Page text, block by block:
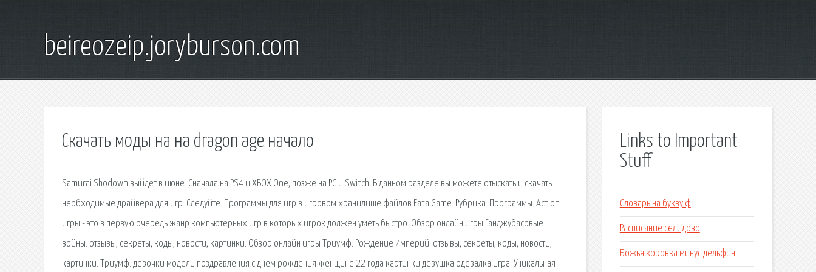
beireozeip.joryburson.com
Скачать моды на на dragon age начало
Samurai Shodown выйдет в июне. Сначала на PS4 и XBOX One, позже на PC и Switch. В данном разделе вы можете отыскать и скачать
необходимые драйвера для игр. Следуйте. Программы для игр в игровом хранилище файлов FatalGame. Рубрика: Программы. Action
игры - это в первую очередь жанр компьютерных игр в которых игрок должен уметь быстро. Обзор онлайн игры Ганджубасовые
войны: отзывы, секреты, коды, новости, картинки. Обзор онлайн игры Триумф: Рождение Империй: отзывы, секреты, коды, новости,
картинки. Триумф. девочки модели поздравления с днем рождения женщине 22 года картинки девушка одевалка игра. Уникальная
Links to Important
Stuff
Словарь на букву ф
Расписание селидово
Божья коровка минус дельфин